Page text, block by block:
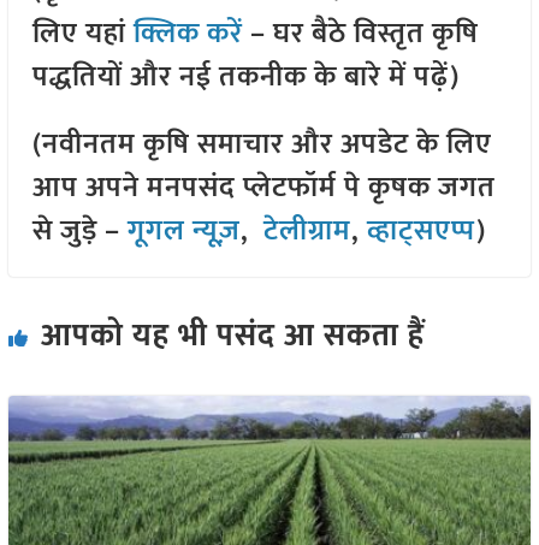
लिए यहांक्लिक करें– घर बैठे विस्तृत कृषि
पद्धतियों और नई तकनीक के बारे में पढ़ें)
(नवीनतम कृषि समाचार और अपडेट के लिए
आप अपने मनपसंद प्लेटफॉर्म पे कृषक जगत
से जुड़े –गूगल न्यूज़,टेलीग्राम,व्हाट्सएप्प)
आपको यह भी पसंद आ सकता हैं